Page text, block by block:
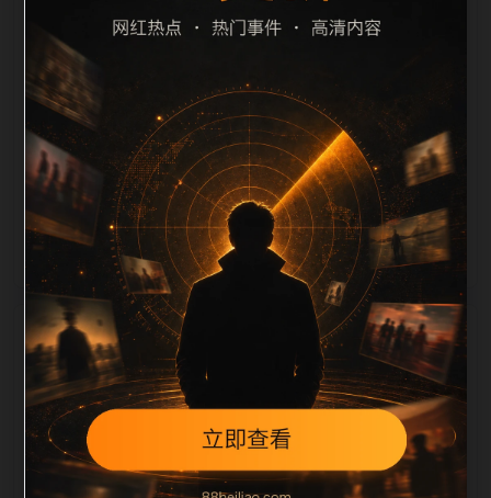
题或专题入口，降低站群页面之间的重复感。页面底部
保留同类推荐、上一篇下一篇和 sitemap 入口，保证重
要页面点击深度尽量控制在三次以内。正文维护时可按
用户搜索路径补充三类信息：入口是否稳定、同栏目还
有哪些可继续阅读、移动端打开时图片和摘要是否一
致。每次新增内容后同步检查标题、description、
canonical、主题图、alt、title和推荐链接，确保页面既
能被搜索引擎理解，也能让真实
相关问题与推荐
用户顺着栏目继续浏览。同站连续更新时避免重复标题
和重复首段，优先补充不同关键词、不同栏目词和不同
问题角度。栏目页则保留清晰入口，方便后续专题自动
归集。发布后按真实浏览器复查首屏、图片、跳转体